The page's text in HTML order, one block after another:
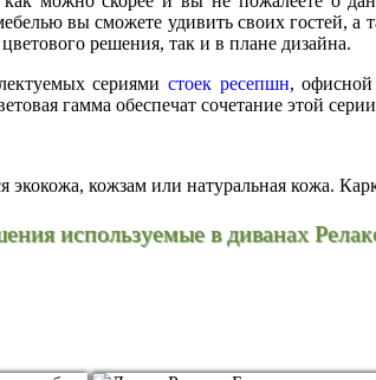
вы сможете удивить своих гостей,
решения, так и в плане дизайна.
сериями стоек ресепшн, офисной
гамма обеспечат сочетание этой
кожзам или натуральная кожа.
используемые в диванах